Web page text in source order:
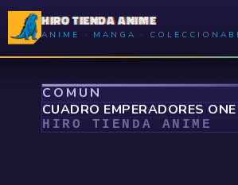
HIRO TIENDA ANIME
ANIME · MANGA ·
COMÚN
CUADRO EMPERADORES ONE
HIRO TIENDA ANIME